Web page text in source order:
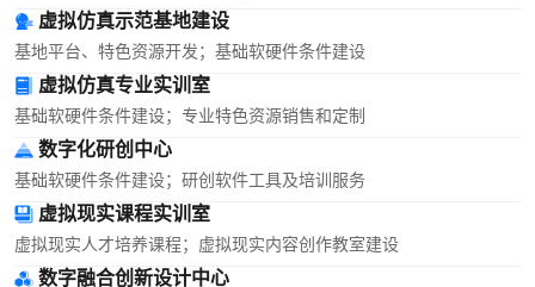
虚拟仿真示范基地建设
基地平台、特色资源开发；基础软硬件条件建设
虚拟仿真专业实训室
基础软硬件条件建设；专业特色资源销售和定制
数字化研创中心
基础软硬件条件建设；研创软件工具及培训服务
虚拟现实课程实训室
虚拟现实人才培养课程；虚拟现实内容创作教室建设
数字融合创新设计中心